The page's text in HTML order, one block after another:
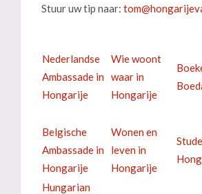
Stuur uw tip naar:
Nederlandse
Ambassade in
Hongarije
Wie woont
waar in
Hongarije
Belgische
Ambassade in
Hongarije
Wonen en
leven in
Hongarije
Hungarian